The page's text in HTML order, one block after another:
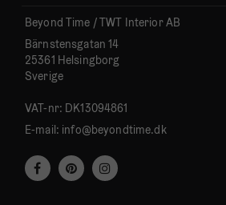
Beyond Time / TWT Interior AB
Bärnstensgatan 14
25361 Helsingborg
Sverige
VAT-nr: DK13094861
E-mail: info@beyondtime.dk